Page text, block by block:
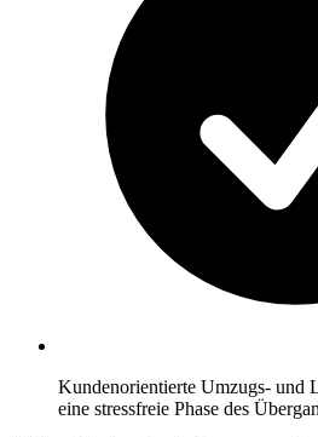
Kundenorientierte Umzugs- und
eine stressfreie Phase des